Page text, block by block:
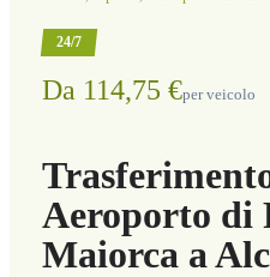
24/7
Da 114,75 €per veicolo
Aeroporto di
Maiorca a